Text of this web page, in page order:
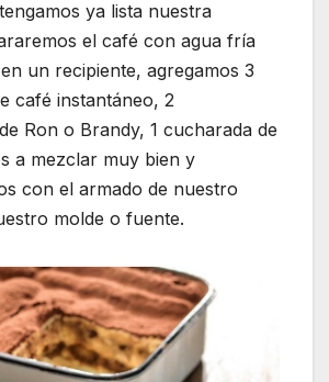
ya lista nuestra
el café con agua fría
un recipiente, agregamos 3
café instantáneo, 2
Ron o Brandy, 1 cucharada de
a mezclar muy bien y
con el armado de nuestro
molde o fuente.